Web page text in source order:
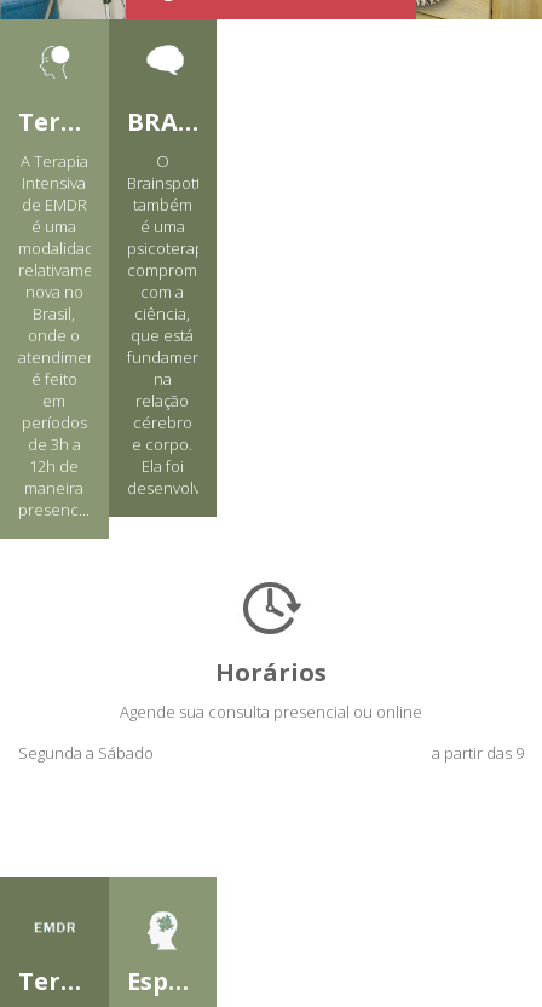
Terapia Intensiva
A Terapia
Intensiva
de EMDR
é uma
modalidade
relativamente
nova no
Brasil,
onde o
atendimento
é feito
em
períodos
de 3h a
12h de
maneira
presenc...
BRAINSPOTTING
O
Brainspotting
também
é uma
psicoterapia
comprometida
com a
ciência,
que está
fundamentada
na
relação
cérebro
e corpo.
Ela foi
desenvolvida...
Horários
Agende sua consulta presencial ou online
Segunda a Sábado
a partir das 9
Terapia EMDR Especialistas em terapias de reprocessamento